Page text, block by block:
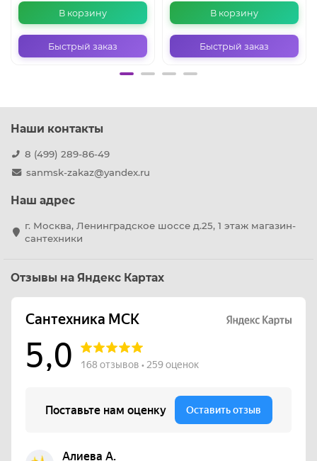
В корзину
Быстрый заказ
В корзину
Быстрый заказ
Наши контакты
8 (499) 289-86-49
sanmsk-zakaz@yandex.ru
Наш адрес
г. Москва, Ленинградское шоссе д.25, 1 этаж магазин-
сантехники
Отзывы на Яндекс Картах